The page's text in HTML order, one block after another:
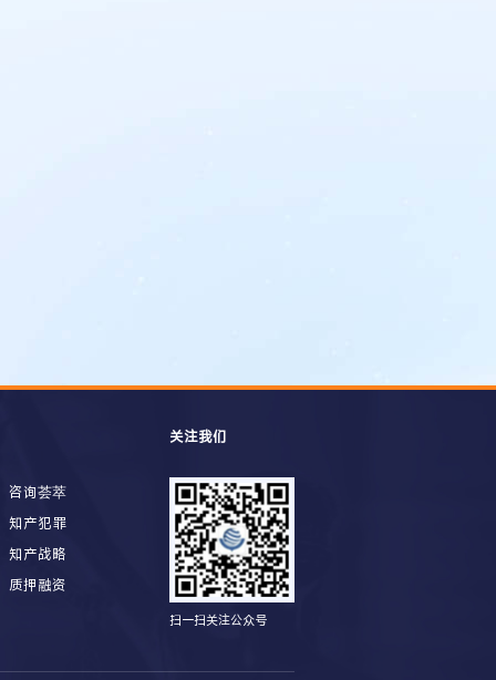
咨询荟萃
知产犯罪
知产战略
质押融资
关注我们
扫一扫关注公众号